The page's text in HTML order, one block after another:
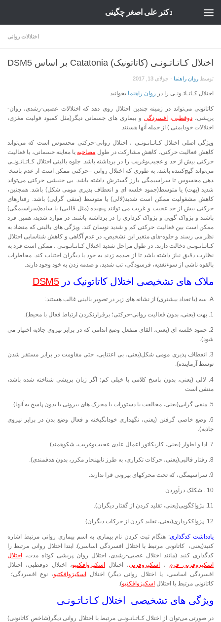
دکتر علی اصغر چگینی
اختلالات روانی
اختلال کـاتـاتـونـی (کاتاتونیک) Catatonia بر اساس DSM5
توسط روان راهنما · جولای 13, 2017
اختلال کـاتـاتـونـی را در روان راهنما بخوانید
کاتاتونی می‌تواند در زمینه چندین اختلال روی دهد که اختلالات عصبی-رشدی، روان­
پریشی، دوقطبی، افسردگی و بیماری­ های جسمانی دیگر(مثل کمبود فولیت مغزی،
اختلالات خودایمنی ) از جمله آنها هستند.
ویژگی اصلی اختلال کـاتـاتـونـی ، اختلال روانی-حرکتی محسوس است که می‌تواند
کاهش فعالیت حرکتی، کاهش مشارکت در طول مصاحبه یا معاینه جسمانی، یا فعالیت
حرکتی بیش از حد و عجیب‌وغریب را در برداشته باشد. جلوه بالینی اختلال کـاتـاتـونـی
می‌تواند گیج‌کننده باشد، به طوری که اختلال روانی –حرکتی ممکن است از عدم پاسخ­
دهی محسوس تا سراسیمگی بارز گسترش داشته باشد. بی­ جنبشی حرکتی می‌تواند
شدید (بهت) یا متوسط(جمود خلسه ­ای و انعطاف ­پذیری مومی شکل) باشد. همچنین،
کاهش مشغولیت ممکن است شدید(لالی) یا متوسط (منفی­ گرایی) باشد. رفتارهای
حرکتی بیش از حد عجیب و غریب می­ توانند پیچیده (مثل قالبی) یا ساده(سراسیمگی)
باشند و پژواک ­گویی و پژواک­ کرداری را در برداشته باشند. در موارد شدید، همین فرد
ممکن است بین فعالیت حرکتی کم و شدید نوسان کند. ویژگی­ های بالینی که متضاد به
نظر می ­رسند و جلوه-های متغیر این تشخیص، در عدم آگاهی و کاهش شناسایی اختلال
کـاتـاتـونـی دخالت دارند. در طول مراحل شدید اختلال کـاتـاتـونـی ، ممکن است فرد به
نظارت دقیق نیاز داشته باشد تا از صدمه زدند به خود یا دیگران اجتناب کند. مخاطرات
بالقوه ناشی از سوءتغذیه، فرسودگی، تب شدید، و صدمه زدن به خود وجود دارند.
ملاک های تشخیصی اختلال کاتاتونیک درDSM5
A. سه (یا تعداد بیشتری) از نشانه ­های زیر در تصویر بالینی غالب هستند:
1. بهت (یعنی، بدون فعالیت روانی-حرکتی؛ برقرارنکردن ارتباط فعال با محیط).
2. جمود خلسه ­ای (یعنی، القای منفعل وضع اندامی که در برابر نیروی جاذبه اختیار می
شود).
3. انعطاف­ پذیری مومی شکل(یعنی، بی ­اعتنایی، حتی مقاومت در برابر مستقر شدن
توسط آزماینده).
4. لالی (یعنی، بدون پاسخ کلامی یا خیلی کم؛ اگر زبان ­پریشی شناخته شده باشد،
منتفی است
5. منفی­ گرایی(یعنی، مخالفت با دستورات یا محرک­ های بیرونی یا بدون پاسخ به آنها).
6. وضع خاصی گرفتن (یعنی، نگهداری خودانگیخته و فعال وضع بدن در برابر نیروی
جاذبه).
7. ادا و اطوار (یعنی، کاریکاتور اعمال عادی عجیب‌وغریب، شکوهمند).
8. رفتار قالبی(یعنی، حرکات تکراری، به طرز نابهنجار مکرر، بدون هدفمندی).
9. سراسیمگی، که تحت محرک­های بیرونی قرا ندارند.
10 . شکلک درآوردن
11. پژواک­گویی(یعنی، تقلید کردن از گفتار دیگران).
12. پزواک­کرداری(یعنی، تقلید کردن از حرکات دیگران).
یادداشت کدگذاری: هنگام ثبت کردن نام بیماری به اسم بیماری روانی مرتبط اشاره
کنید(یعنی، کاتاتونی مرتبط با اختلال افسردگی اساسی). ابتدا اختلال روانی مرتبط را
کدگذاری کنید (مانند اختلال عصبی-رشدی، اختلال روان­ پریشی کوتاه مدت، اختلال
اسکیزوفرنی فرم ، اسکیزوفرنی، اختلالاسکیزوافکتیو، اختلال دوقطبی، اختلال
افسردگی اساسی، یا اختلال روانی دیگر) اختلالاسکیزوافکتیو، نوع افسردگی؛
کاتاتونی مرتبط با اختلال اسکیزوافکتیو).
ویژگی های تشخیصی اختلال کـاتـاتـونـی
در صورتی می‌توان از اختلال کـاتـاتـونـی مرتبط با اختلال روانی دیگر(شاخص کاتاتونی)